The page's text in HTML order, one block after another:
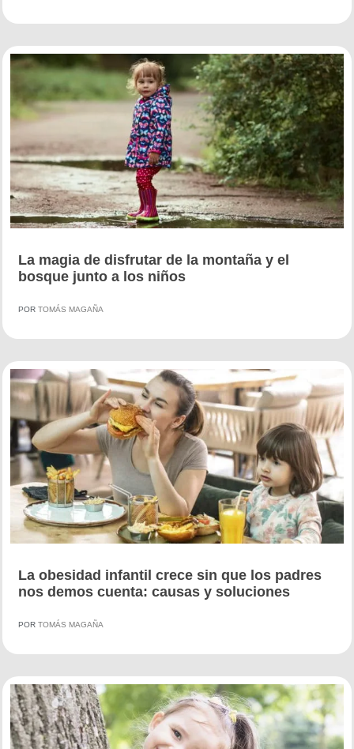
La magia de disfrutar de la montaña y el
bosque junto a los niños
POR TOMÁS MAGAÑA
La obesidad infantil crece sin que los padres
nos demos cuenta: causas y soluciones
POR TOMÁS MAGAÑA